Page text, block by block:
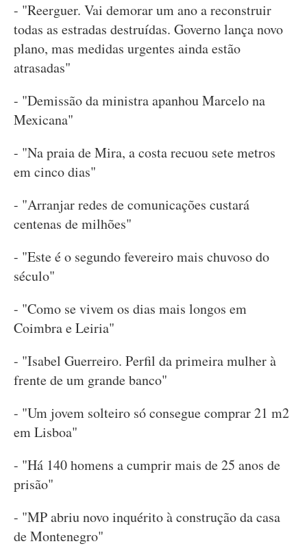
- "Reerguer. Vai demorar um ano a reconstruir
todas as estradas destruídas. Governo lança novo
plano, mas medidas urgentes ainda estão
atrasadas"
- "Demissão da ministra apanhou Marcelo na
Mexicana"
- "Na praia de Mira, a costa recuou sete metros
em cinco dias"
- "Arranjar redes de comunicações custará
centenas de milhões"
- "Este é o segundo fevereiro mais chuvoso do
século"
- "Como se vivem os dias mais longos em
Coimbra e Leiria"
- "Isabel Guerreiro. Perfil da primeira mulher à
frente de um grande banco"
- "Um jovem solteiro só consegue comprar 21 m2
em Lisboa"
- "Há 140 homens a cumprir mais de 25 anos de
prisão"
- "MP abriu novo inquérito à construção da casa
de Montenegro"